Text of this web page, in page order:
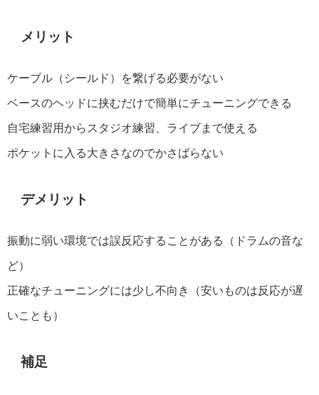
️メリット
ケーブル（シールド）を繋げる必要がない
ベースのヘッドに挟むだけで簡単にチューニングできる
自宅練習用からスタジオ練習、ライブまで使える
ポケットに入る大きさなのでかさばらない
デメリット
振動に弱い環境では誤反応することがある（ドラムの音な
ど）
正確なチューニングには少し不向き（安いものは反応が遅
いことも）
補足